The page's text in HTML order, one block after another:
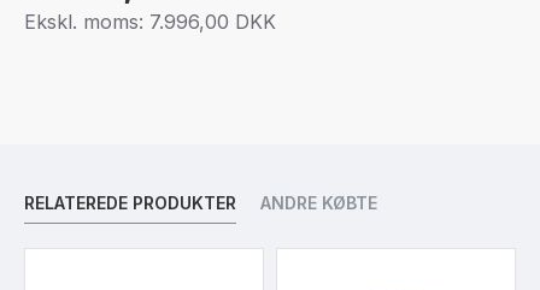
Ekskl. moms: 7.996,00 DKK
RELATEREDE PRODUKTER ANDRE KØBTE